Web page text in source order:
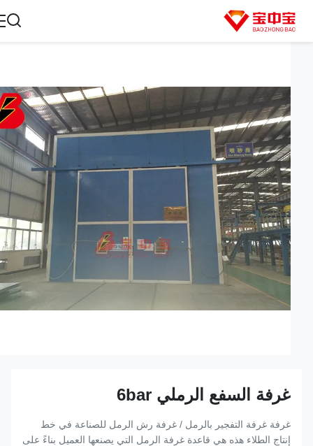
غرفة السفع الرملي 6bar
غرفة غرفة التفجير بالرمل / غرفة رش الرمل للصناعة في خط
إنتاج الطلاء هذه هي قاعدة غرفة الرمل التي يصنعها العميل بناءً على